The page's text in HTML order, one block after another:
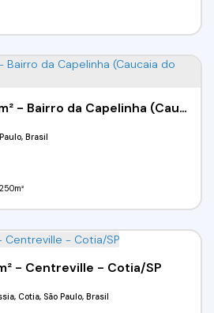
Terreno com 250 m² - Bairro da Capelinha (Caucaia do Alto) - Cotia / Sp
Brasil
250m²
- Centreville - Cotia/SP
Cotia, São Paulo, Brasil